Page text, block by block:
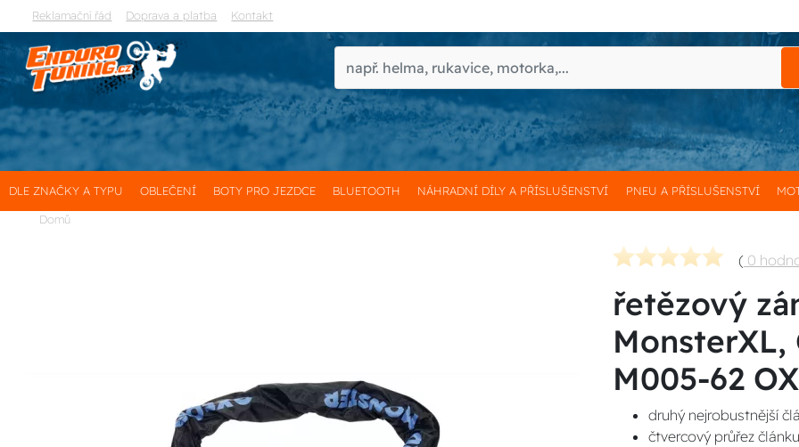
Reklamační řád Doprava a platba Kontakt
DLE ZNAČKY A TYPU OBLEČENÍ BOTY PRO JEZDCE BLUETOOTH NÁHRADNÍ DÍLY A PŘÍSLUŠENSTVÍ PNEU A PŘÍSLUŠENSTVÍ
Domů
( 0
řetězový
MonsterXL,
M005-62
druhý nejrobustnější
čtvercový průřez